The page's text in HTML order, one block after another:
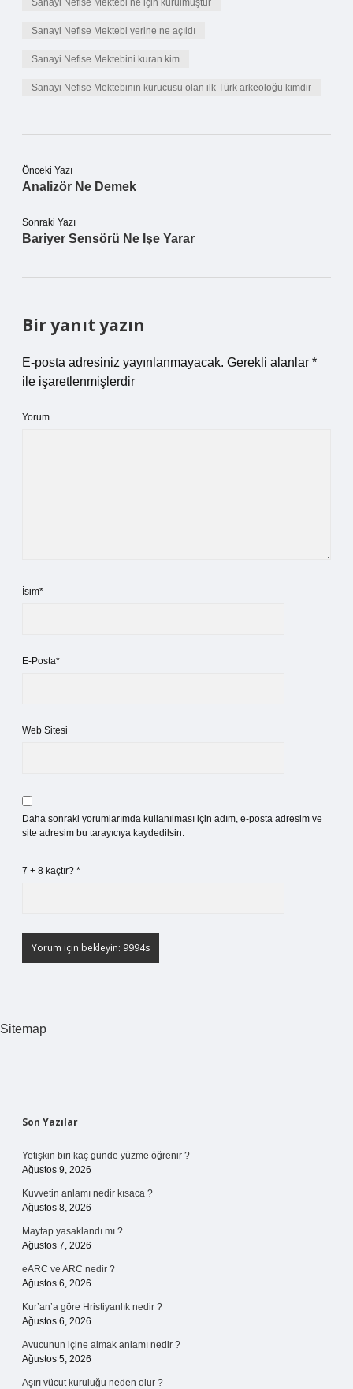
Sanayi Nefise Mektebi ne için kurulmuştur
Sanayi Nefise Mektebi yerine ne açıldı
Sanayi Nefise Mektebini kuran kim
Sanayi Nefise Mektebinin kurucusu olan ilk Türk arkeoloğu kimdir
Önceki Yazı
Analizör Ne Demek
Sonraki Yazı
Bariyer Sensörü Ne Işe Yarar
Bir yanıt yazın
E-posta adresiniz yayınlanmayacak. Gerekli alanlar *
ile işaretlenmişlerdir
Yorum
İsim*
E-Posta*
Web Sitesi
Daha sonraki yorumlarımda kullanılması için adım, e-posta adresim ve
site adresim bu tarayıcıya kaydedilsin.
7 + 8 kaçtır? *
Sitemap
Sidebar
Son Yazılar
Yetişkin biri kaç günde yüzme öğrenir ?
Ağustos 9, 2026
Kuvvetin anlamı nedir kısaca ?
Ağustos 8, 2026
Maytap yasaklandı mı ?
Ağustos 7, 2026
eARC ve ARC nedir ?
Ağustos 6, 2026
Kur’an’a göre Hristiyanlık nedir ?
Ağustos 6, 2026
Avucunun içine almak anlamı nedir ?
Ağustos 5, 2026
Aşırı vücut kuruluğu neden olur ?